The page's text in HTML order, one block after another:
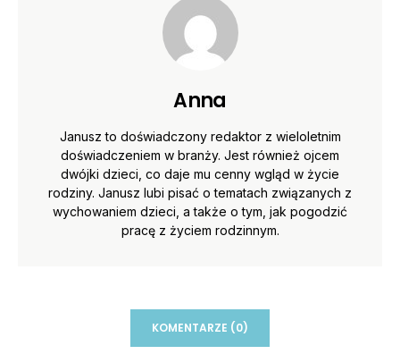
Anna
Janusz to doświadczony redaktor z wieloletnim
doświadczeniem w branży. Jest również ojcem
dwójki dzieci, co daje mu cenny wgląd w życie
rodziny. Janusz lubi pisać o tematach związanych z
wychowaniem dzieci, a także o tym, jak pogodzić
pracę z życiem rodzinnym.
KOMENTARZE (0)